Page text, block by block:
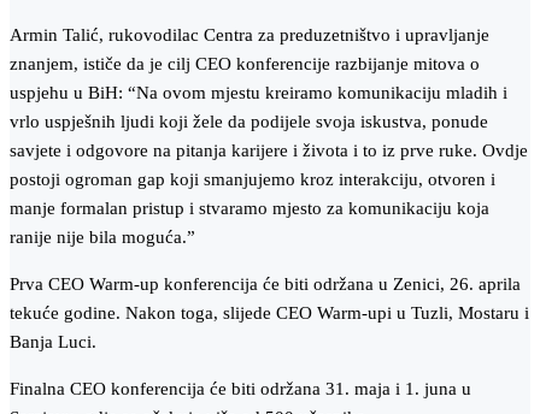
Armin Talić, rukovodilac Centra za preduzetništvo i upravljanje
znanjem, ističe da je cilj CEO konferencije razbijanje mitova o
uspjehu u BiH: “Na ovom mjestu kreiramo komunikaciju mladih i
vrlo uspješnih ljudi koji žele da podijele svoja iskustva, ponude
savjete i odgovore na pitanja karijere i života i to iz prve ruke. Ovdje
postoji ogroman gap koji smanjujemo kroz interakciju, otvoren i
manje formalan pristup i stvaramo mjesto za komunikaciju koja
ranije nije bila moguća.”
Prva CEO Warm-up konferencija će biti održana u Zenici, 26. aprila
tekuće godine. Nakon toga, slijede CEO Warm-upi u Tuzli, Mostaru i
Banja Luci.
Finalna CEO konferencija će biti održana 31. maja i 1. juna u